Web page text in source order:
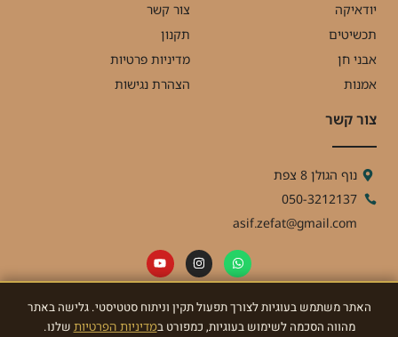
האתר משתמש בעוגיות לצורך תפעול תקין וניתוח סטטיסטי. גלישה באתר
מהווה הסכמה לשימוש בעוגיות, כמפורט במדיניות הפרטיותשלנו.
יודאיקה
תכשיטים
אבני חן
אמנות
צור קשר
תקנון
מדיניות פרטיות
הצהרת נגישות
צור קשר
נוף הגולן 8 צפת
050-3212137
asif.zefat@gmail.com
ניוזלטר